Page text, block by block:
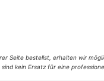
Seite bestellst, erhalten wir
kein Ersatz für eine